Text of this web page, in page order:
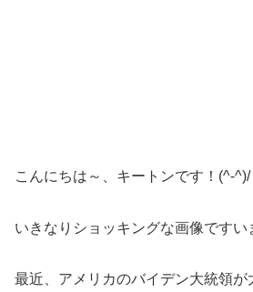
こんにちは～、キートンです！(^-^)/
いきなりショッキングな画像ですい
最近、アメリカのバイデン大統領が